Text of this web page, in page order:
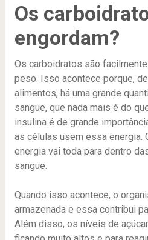
Os
engordam?
Os carboidratos são
peso. Isso acontece porque,
alimentos, há uma grande
sangue, que nada mais é do
insulina é de grande
as células usem essa energia.
energia vai toda para dentro
sangue.
Quando isso acontece, o
armazenada e essa contribui
Além disso, os níveis de